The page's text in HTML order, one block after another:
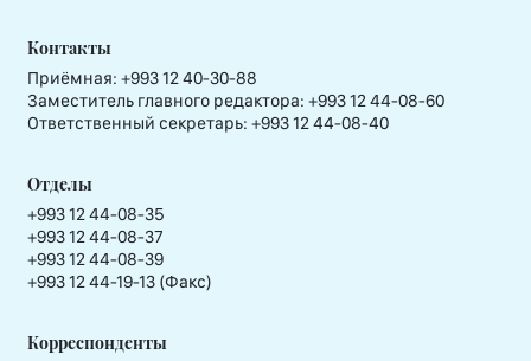
Контакты
Приёмная: +993 12 40-30-88
Заместитель главного редактора: +993 12 44-08-60
Ответственный секретарь: +993 12 44-08-40
Отделы
+993 12 44-08-35
+993 12 44-08-37
+993 12 44-08-39
+993 12 44-19-13 (Факс)
Корреспонденты